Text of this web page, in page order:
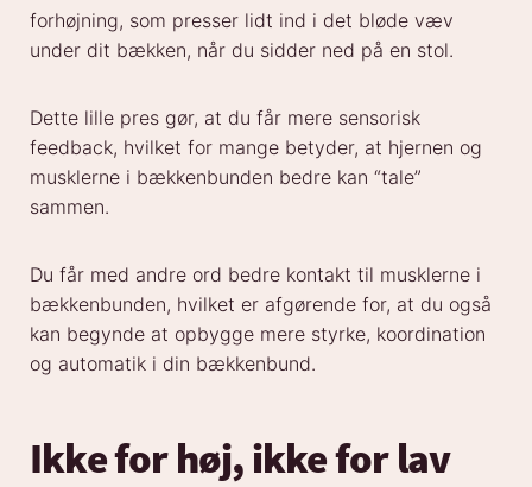
forhøjning, som presser lidt ind i det bløde væv
under dit bækken, når du sidder ned på en stol.
Dette lille pres gør, at du får mere sensorisk
feedback, hvilket for mange betyder, at hjernen og
musklerne i bækkenbunden bedre kan “tale”
sammen.
Du får med andre ord bedre kontakt til musklerne i
bækkenbunden, hvilket er afgørende for, at du også
kan begynde at opbygge mere styrke, koordination
og automatik i din bækkenbund.
Ikke for høj, ikke for lav